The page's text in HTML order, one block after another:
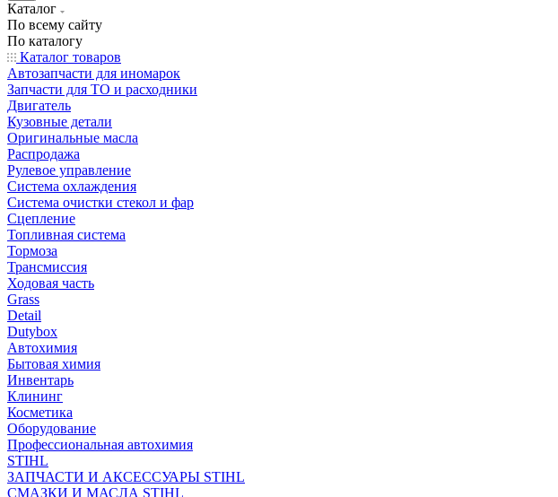
Каталог
По всему сайту
По каталогу
Каталог товаров
Автозапчасти для иномарок
Запчасти для ТО и расходники
Двигатель
Кузовные детали
Оригинальные масла
Распродажа
Рулевое управление
Система охлаждения
Система очистки стекол и фар
Сцепление
Топливная система
Тормоза
Трансмиссия
Ходовая часть
Grass
Detail
Dutybox
Автохимия
Бытовая химия
Инвентарь
Клининг
Косметика
Оборудование
Профессиональная автохимия
STIHL
ЗАПЧАСТИ И АКСЕССУАРЫ STIHL
СМАЗКИ И МАСЛА STIHL